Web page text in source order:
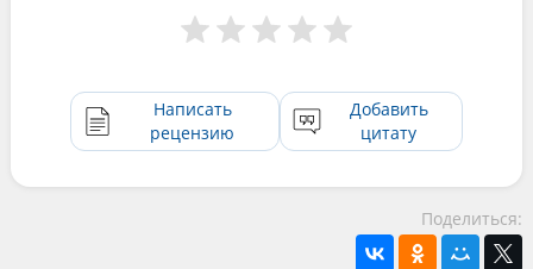
Написать
рецензию
Добавить
цитату
Поделиться: